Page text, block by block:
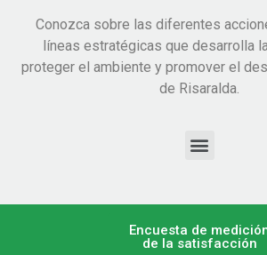
Conozca sobre las diferentes
líneas estratégicas que desarrolla
proteger el ambiente y promover el
de Risaralda.
Encuesta de
de la satisfacción